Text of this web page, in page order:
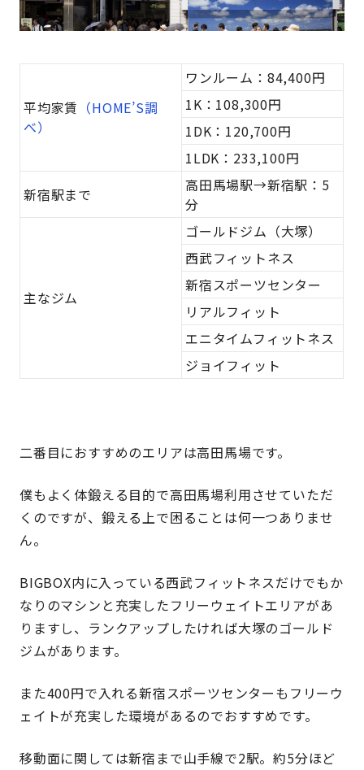
平均家賃 （HOME’S調
べ）
ワンルーム：84,400円
1K：108,300円
1DK：120,700円
1LDK：233,100円
新宿駅まで
高田馬場駅→新宿駅：5
分
主なジム
ゴールドジム（大塚）
西武フィットネス
新宿スポーツセンター
リアルフィット
エニタイムフィットネス
ジョイフィット
二番目におすすめのエリアは高田馬場です。
僕もよく体鍛える目的で高田馬場利用させていただ
くのですが、鍛える上で困ることは何一つありませ
ん。
BIGBOX内に入っている西武フィットネスだけでもか
なりのマシンと充実したフリーウェイトエリアがあ
りますし、ランクアップしたければ大塚のゴールド
ジムがあります。
また400円で入れる新宿スポーツセンターもフリーウ
ェイトが充実した環境があるのでおすすめです。
移動面に関しては新宿まで山手線で2駅。約5分ほど